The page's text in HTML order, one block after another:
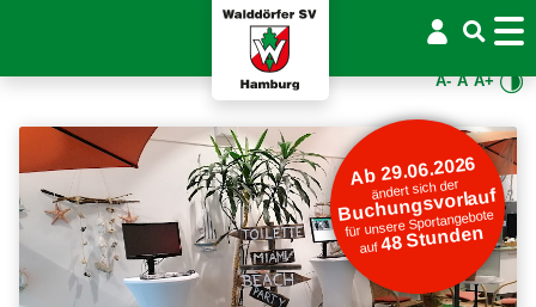
A- A A+
Ab 29.06.2026
ändert sich der
Buchungsvorlauf
für unsere Sportangebote
auf48 Stunden